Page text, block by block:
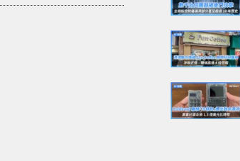
麼它將在 PS5 於